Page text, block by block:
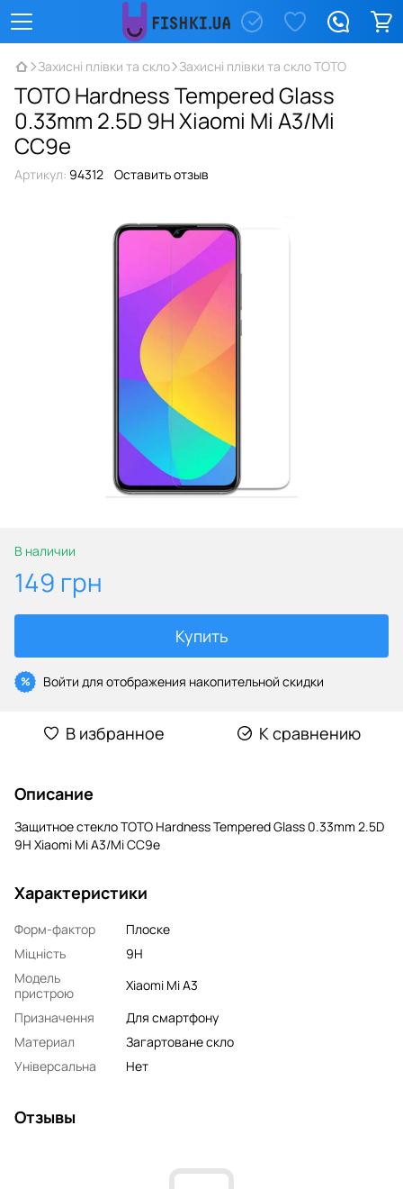
Захисні плівки та скло Захисні плівки та скло TOTO
TOTO Hardness Tempered Glass
0.33mm 2.5D 9H Xiaomi Mi A3/Mi
CC9e
Артикул: 94312 Оставить отзыв
В наличии
149 грн
Купить
% Войти для отображения накопительной скидки
В избранное К сравнению
Описание
Защитное стекло TOTO Hardness Tempered Glass 0.33mm 2.5D
9H Xiaomi Mi A3/Mi CC9e
Характеристики
Форм-фактор
Плоске
Міцність
9H
Модель
пристрою
Xiaomi Mi A3
Призначення
Для смартфону
Материал
Загартоване скло
Універсальна
Нет
Отзывы